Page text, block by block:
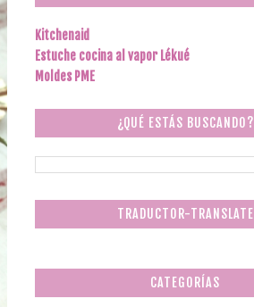
Kitchenaid
Estuche cocina al vapor Lékué
Moldes PME
¿QUÉ ESTÁS BUSCANDO?
TRADUCTOR-TRANSLATE
CATEGORÍAS